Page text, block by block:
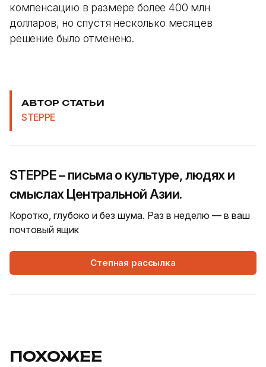
компенсацию в размере более 400 млн
долларов, но спустя несколько месяцев
решение было отменено.
АВТОР СТАТЬИ
STEPPE
STEPPE – письма о культуре, людях и
смыслах Центральной Азии.
Коротко, глубоко и без шума. Раз в неделю — в ваш
почтовый ящик
Степная рассылка
ПОХОЖЕЕ